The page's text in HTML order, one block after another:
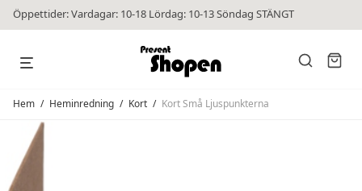
Öppettider: Vardagar: 10-18 Lördag: 10-13 Söndag STÄNGT
Hem / Heminredning / Kort / Kort Små Ljuspunkterna